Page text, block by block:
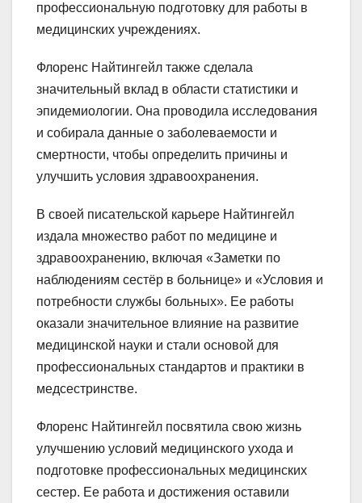
профессиональную подготовку для работы в
медицинских учреждениях.
Флоренс Найтингейл также сделала
значительный вклад в области статистики и
эпидемиологии. Она проводила исследования
и собирала данные о заболеваемости и
смертности, чтобы определить причины и
улучшить условия здравоохранения.
В своей писательской карьере Найтингейл
издала множество работ по медицине и
здравоохранению, включая «Заметки по
наблюдениям сестёр в больнице» и «Условия и
потребности службы больных». Ее работы
оказали значительное влияние на развитие
медицинской науки и стали основой для
профессиональных стандартов и практики в
медсестринстве.
Флоренс Найтингейл посвятила свою жизнь
улучшению условий медицинского ухода и
подготовке профессиональных медицинских
сестер. Ее работа и достижения оставили